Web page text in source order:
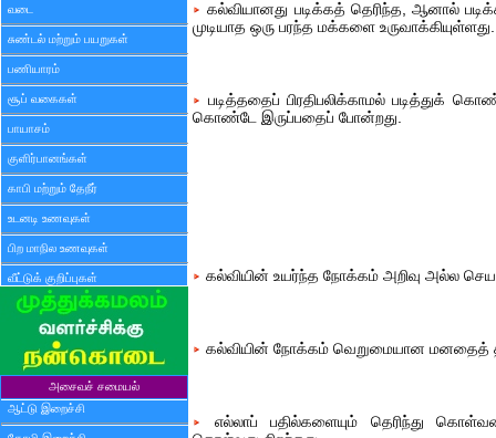
வடை
சுண்டல் மற்றும் பயறுகள்
பணியாரம்
சூப் வகைகள்
பாயாசம்
குளிர்பானங்கள்
காபி மற்றும் தேநீர்
உடனடி உணவுகள்
பிற மாநில உணவுகள்
வீட்டுக் குறிப்புகள்
அசைவச் சமையல்
ஆட்டு இறைச்சி
கல்வியானது படிக்கத் தெரிந்த, ஆனால்
முடியாத ஒரு பரந்த மக்களை உருவாக்கியுள்ளது.
படித்ததைப் பிரதிபலிக்காமல் படித்துக்
கொண்டே இருப்பதைப் போன்றது.
கல்வியின் உயர்ந்த நோக்கம் அறிவு அல்ல
கல்வியின் நோக்கம் வெறுமையான மனதைத்
எல்லாப் பதில்களையும் தெரிந்து